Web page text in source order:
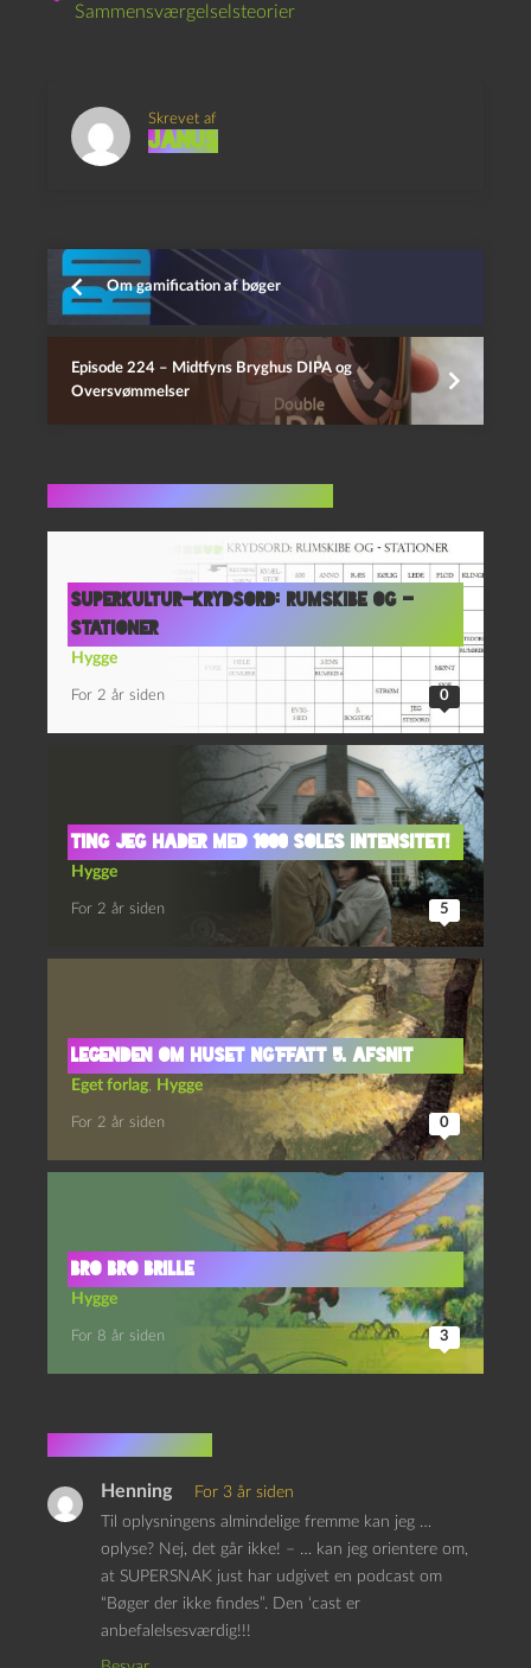
Sammensværgelselsteorier
Skrevet af
Janus
Om gamification af bøger
Episode 224 – Midtfyns Bryghus DIPA og
Oversvømmelser
SUPERKULTUR-krydsord: rumskibe og -
stationer
Hygge
For 2 år siden 0
Ting jeg hader med 1000 soles intensitet!
Hygge
For 2 år siden 5
Legenden om Huset Ng’Ffatt 5. afsnit
Eget forlag, Hygge
For 2 år siden 0
BRO BRO BRILLE
Hygge
For 8 år siden 3
3 kommentarer
Henning
For 3 år siden
Til oplysningens almindelige fremme kan jeg …
oplyse? Nej, det går ikke! – … kan jeg orientere om,
at SUPERSNAK just har udgivet en podcast om
“Bøger der ikke findes”. Den ‘cast er
anbefalelsesværdig!!!